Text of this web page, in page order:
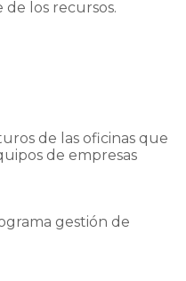
de las oficinas que
de empresas
gestión de